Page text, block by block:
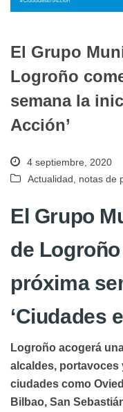
El Grupo
Logroño
semana la
Acción’
4 septiembre, 2020
Actualidad
notas de
El Grupo
de
próxima
‘Ciudades
Logroño acogerá
alcaldes, portavoces
ciudades como
Bilbao, San